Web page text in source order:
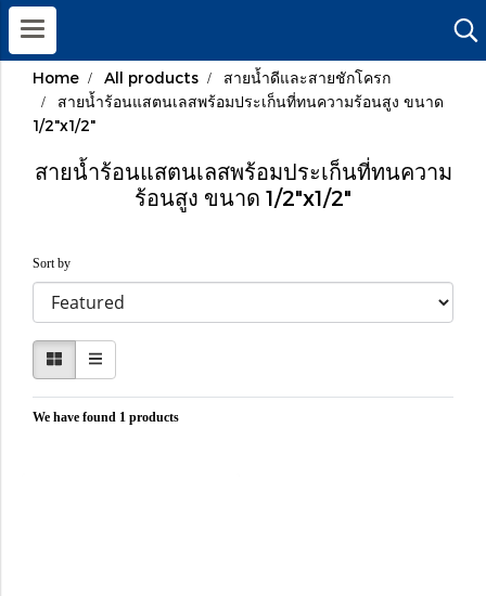
Home All products
สายน้ำดีและสายชักโครก
สายน้ำร้อนแสตนเลสพร้อมประเก็นที่ทนความร้อนสูง ขนาด
1/2"x1/2"
สายน้ำร้อนแสตนเลสพร้อมประเก็นที่ทนความ
ร้อนสูง ขนาด 1/2"x1/2"
Sort by
We have found 1 products